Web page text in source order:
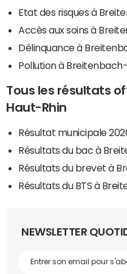
Etat des risques à
Accès aux soins à
Délinquance à
Pollution à
Tous les résultats
Haut-Rhin
Résultat municipale
Résultats du bac à
Résultats du brevet à
Résultats du BTS à
NEWSLETTER